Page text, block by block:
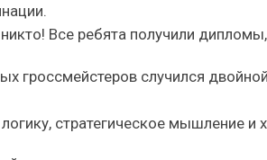
Все ребята получили
гроссмейстеров случился
стратегическое мышление и